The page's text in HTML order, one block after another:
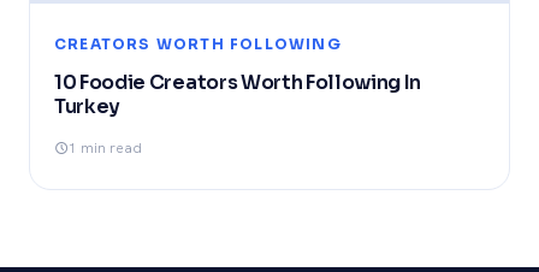
CREATORS WORTH FOLLOWING
10 Foodie Creators Worth Following In
Turkey
1 min read